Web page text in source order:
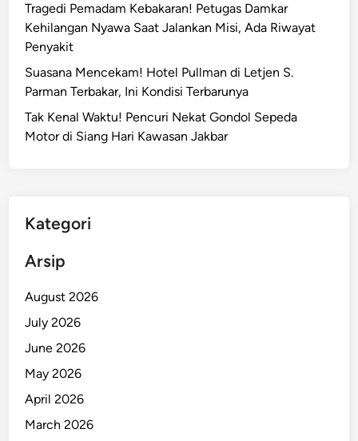
Tragedi Pemadam Kebakaran! Petugas Damkar
Kehilangan Nyawa Saat Jalankan Misi, Ada Riwayat
Penyakit
Suasana Mencekam! Hotel Pullman di Letjen S.
Parman Terbakar, Ini Kondisi Terbarunya
Tak Kenal Waktu! Pencuri Nekat Gondol Sepeda
Motor di Siang Hari Kawasan Jakbar
Kategori
Arsip
August 2026
July 2026
June 2026
May 2026
April 2026
March 2026